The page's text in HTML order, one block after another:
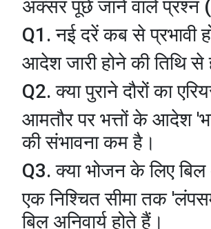
अक्सर पूछे जाने वाले प्रश्न
​Q1. नई दरें कब से प्रभावी
आदेश जारी होने की तिथि से
​Q2. क्या पुराने दौरों का
आमतौर पर भत्तों के आदेश
की संभावना कम है।
​Q3. क्या भोजन के लिए बिल
एक निश्चित सीमा तक
बिल अनिवार्य होते हैं।